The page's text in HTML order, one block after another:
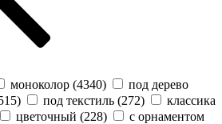
моноколор (4340)
под дерево
) под текстиль (272)
классика
цветочный (228)
с орнаментом